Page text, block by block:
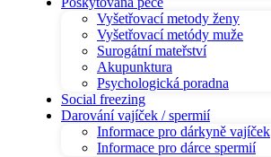
Vyšetřovací metody ženy
Vyšetřovací metódy muže
Surogátní mateřství
Akupunktura
Psychologická poradna
Social freezing
Darování vajíček / spermií
Informace pro dárkyně vajíček
Informace pro dárce spermií